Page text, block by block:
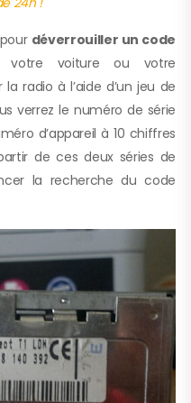
déverrouiller un code
votre voiture ou votre
radio à l’aide d’un jeu de
verrez le numéro de série
d’appareil à 10 chiffres
de ces deux séries de
la recherche du code